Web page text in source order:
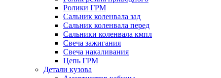
Ролики ГРМ
Сальник коленвала зад
Сальник коленвала перед
Сальники коленвала кмпл
Свеча зажигания
Свеча накаливания
Цепь ГРМ
Детали кузова